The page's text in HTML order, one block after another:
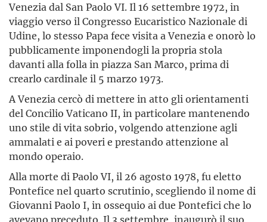
Venezia dal San Paolo VI. Il 16 settembre 1972, in
viaggio verso il Congresso Eucaristico Nazionale di
Udine, lo stesso Papa fece visita a Venezia e onorò lo
pubblicamente imponendogli la propria stola
davanti alla folla in piazza San Marco, prima di
crearlo cardinale il 5 marzo 1973.
A Venezia cercò di mettere in atto gli orientamenti
del Concilio Vaticano II, in particolare mantenendo
uno stile di vita sobrio, volgendo attenzione agli
ammalati e ai poveri e prestando attenzione al
mondo operaio.
Alla morte di Paolo VI, il 26 agosto 1978, fu eletto
Pontefice nel quarto scrutinio, scegliendo il nome di
Giovanni Paolo I, in ossequio ai due Pontefici che lo